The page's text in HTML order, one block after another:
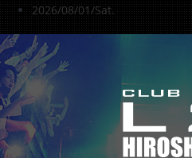
2026/08/01/Sat.